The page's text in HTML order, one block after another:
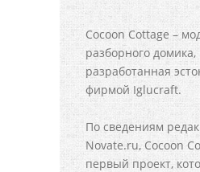
Cocoon Cottage –
разборного домика,
разработанная
фирмой Iglucraft.
По сведениям
Novate.ru, Cocoon
первый проект,